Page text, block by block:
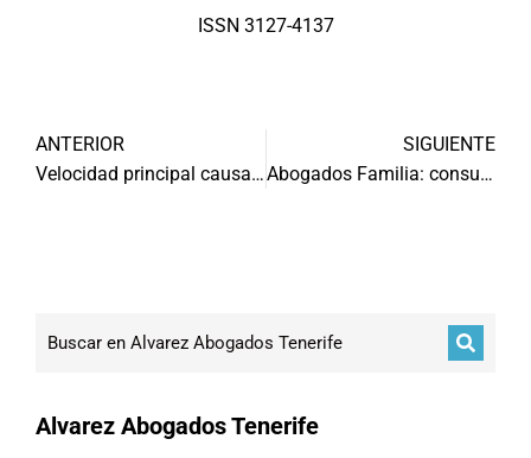
ISSN 3127-4137
ANTERIOR
Velocidad principal causa accidentes tráfico
SIGUIENTE
Abogados Familia: consulta separación y divorcio
Alvarez Abogados Tenerife